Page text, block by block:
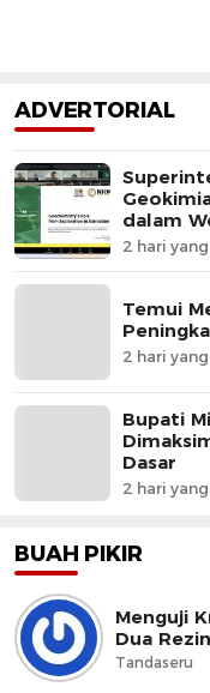
ADVERTORIAL
dalam
2 hari
Temui
2 hari
Bupati
Dasar
2 hari
BUAH PIKIR
Menguji
Dua
Tandaseru